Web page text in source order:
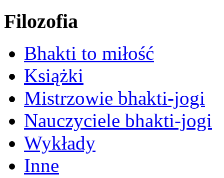
Filozofia
Bhakti to miłość
Książki
Mistrzowie bhakti-jogi
Nauczyciele bhakti-jogi
Wykłady
Inne